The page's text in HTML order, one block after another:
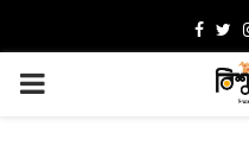
PRIMARY